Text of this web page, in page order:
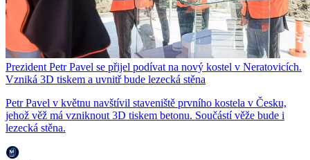
Prezident Petr Pavel se přijel podívat na nový kostel v Neratovicích.
Vzniká 3D tiskem a uvnitř bude lezecká stěna
Petr Pavel v květnu navštívil staveniště prvního kostela v Česku,
jehož věž má vzniknout 3D tiskem betonu. Součástí věže bude i
lezecká stěna.